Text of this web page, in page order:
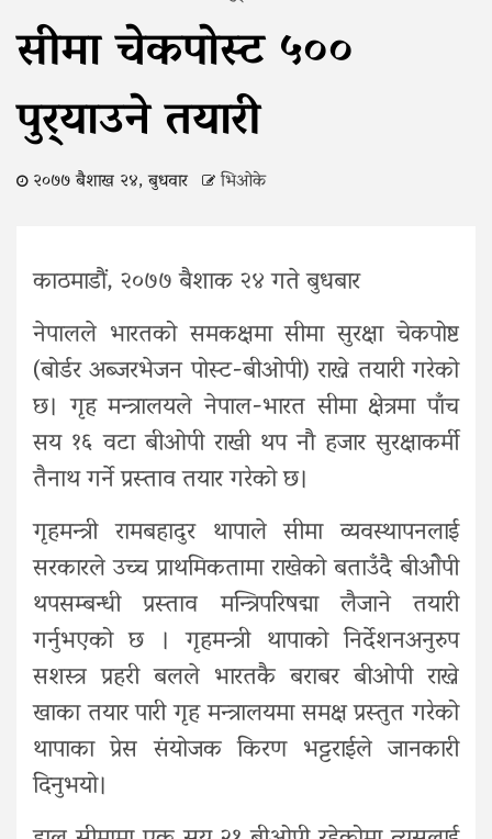
सीमा चेकपोस्ट ५००
पुर्‍याउने तयारी
२०७७ बैशाख २४, बुधवार भिओके
काठमाडौं, २०७७ बैशाक २४ गते बुधबार
नेपालले भारतको समकक्षमा सीमा सुरक्षा चेकपोष्ट
(बोर्डर अब्जरभेजन पोस्ट-बीओपी) राख्ने तयारी गरेको
छ। गृह मन्त्रालयले नेपाल-भारत सीमा क्षेत्रमा पाँच
सय १६ वटा बीओपी राखी थप नौ हजार सुरक्षाकर्मी
तैनाथ गर्ने प्रस्ताव तयार गरेको छ।
गृहमन्त्री रामबहादुर थापाले सीमा व्यवस्थापनलाई
सरकारले उच्च प्राथमिकतामा राखेको बताउँदै बीओेपी
थपसम्बन्धी प्रस्ताव मन्त्रिपरिषद्मा लैजाने तयारी
गर्नुभएको छ । गृहमन्त्री थापाको निर्देशनअनुरुप
सशस्त्र प्रहरी बलले भारतकै बराबर बीओपी राख्ने
खाका तयार पारी गृह मन्त्रालयमा समक्ष प्रस्तुत गरेको
थापाका प्रेस संयोजक किरण भट्टराईले जानकारी
दिनुभयो।